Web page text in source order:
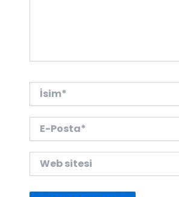
İsim*
Posta*
sitesi